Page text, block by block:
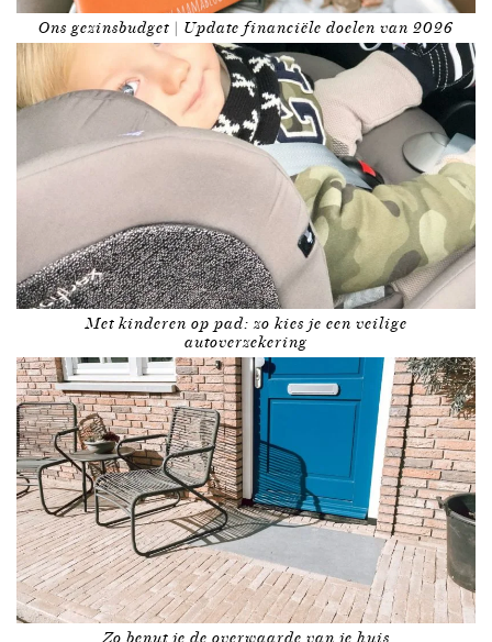
Ons gezinsbudget | Update financiële doelen van 2026
Met kinderen op pad: zo kies je een veilige
autoverzekering